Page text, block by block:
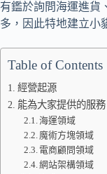
有鑑於詢問海運進貨
多，因此特地建立小
Table of Contents
經營起源
能為大家提供的服務
海運領域
魔術方塊領域
電商顧問領域
網站架構領域